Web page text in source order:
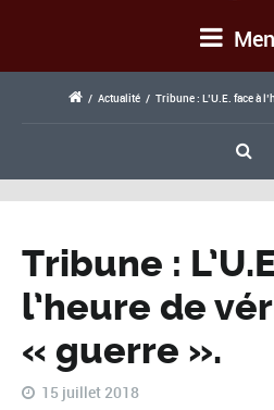
/ Actualité / Tribune : L’U.E. face à
Tribune :
l’heure de
« guerre ».
15 juillet 2018